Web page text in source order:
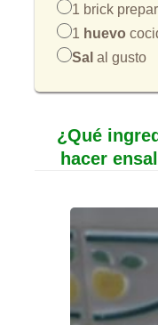
1 brick
1 huevo
Sal al gusto
¿Qué
hacer